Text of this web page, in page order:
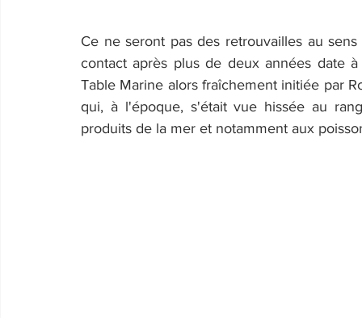
Ce ne seront pas des retrouvailles au
contact après plus de deux années date
Table Marine alors fraîchement initiée par
qui, à l'époque, s'était vue hissée au
produits de la mer et notamment aux